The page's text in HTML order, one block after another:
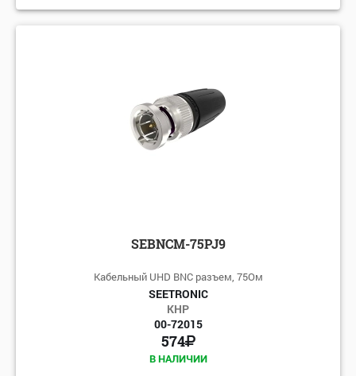
SEBNCM-75PJ9
Кабельный UHD BNC разъем, 75Ом
SEETRONIC
КНР
00-72015
574
В НАЛИЧИИ